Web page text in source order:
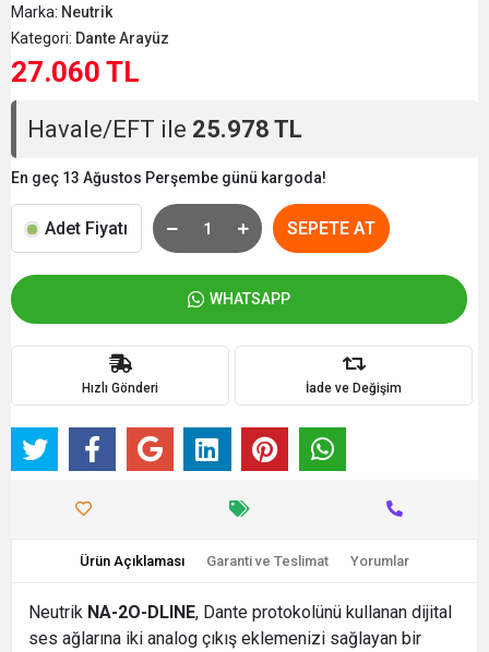
Marka: Neutrik
Kategori: Dante Arayüz
27.060 TL
Havale/EFT ile 25.978 TL
En geç 13 Ağustos Perşembe günü kargoda!
Adet Fiyatı SEPETE AT
WHATSAPP
Hızlı Gönderi İade ve Değişim
Ürün Açıklaması Garanti ve Teslimat Yorumlar
Neutrik NA-2O-DLINE, Dante protokolünü kullanan dijital
ses ağlarına iki analog çıkış eklemenizi sağlayan bir